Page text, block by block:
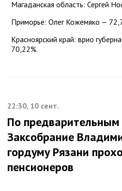
Магаданская область: Сергей
Приморье: Олег Кожемяко —
Красноярский край: врио
70,22%.
22:30, 10 сент.
По
Заксобрание
гордуму Рязани
пенсионеров